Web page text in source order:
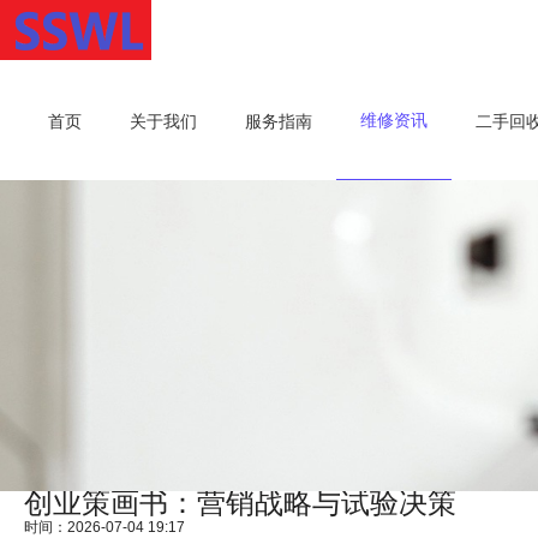
首页 关于我们 服务指南 维修资讯 二手回
创业策画书：营销战略与试验决策
时间：2026-07-04 19:17